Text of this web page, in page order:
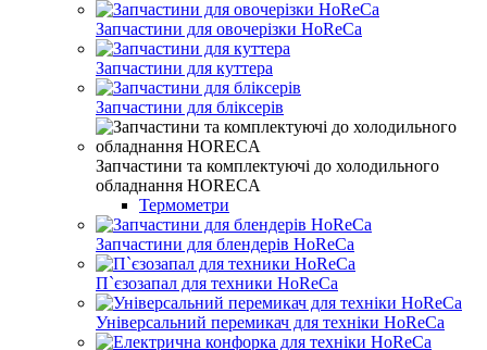
Запчастини для овочерізки HoReCa
Запчастини для куттера
Запчастини для бліксерів
Запчастини та комплектуючі до холодильного
обладнання HORECA
Термометри
Запчастини для блендерів HoReCa
П`єзозапал для техники HoReCa
Універсальний перемикач для техніки HoReCa